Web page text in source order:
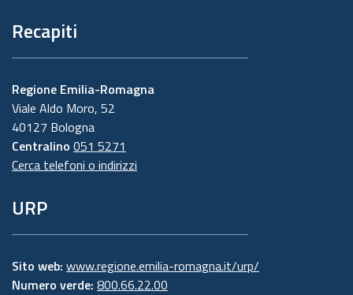
Recapiti
Regione Emilia-Romagna
Viale Aldo Moro, 52
40127 Bologna
Centralino 051 5271
Cerca telefoni o indirizzi
URP
Sito web: www.regione.emilia-romagna.it/urp/
Numero verde: 800.66.22.00